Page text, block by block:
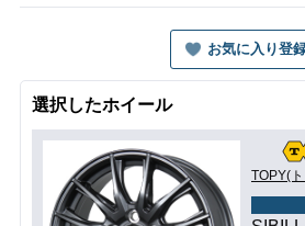
お気に入り登
選択したホイール
TOPY(